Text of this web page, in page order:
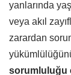
yanlarında
veya akıl
zarardan
sorumluluğu